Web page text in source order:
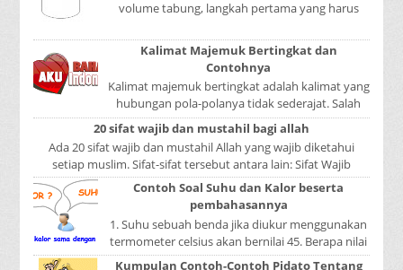
volume tabung, langkah pertama yang harus
tabun...
Kalimat Majemuk Bertingkat dan
Contohnya
Kalimat majemuk bertingkat adalah kalimat yang
hubungan pola-polanya tidak sederajat. Salah
satu pola menduduki sebagai induk kalimat, se...
20 sifat wajib dan mustahil bagi allah
Ada 20 sifat wajib dan mustahil Allah yang wajib diketahui
setiap muslim. Sifat-sifat tersebut antara lain: Sifat Wajib
Tulisan A...
Contoh Soal Suhu dan Kalor beserta
pembahasannya
1. Suhu sebuah benda jika diukur menggunakan
termometer celsius akan bernilai 45. Berapa nilai
yang ditunjukkan oleh termometer Reamur, ...
Kumpulan Contoh-Contoh Pidato Tentang